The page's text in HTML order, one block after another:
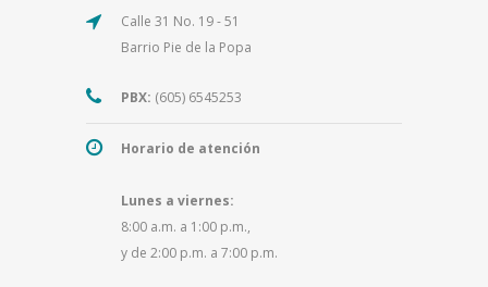
Calle 31 No. 19 - 51
Barrio Pie de la Popa
PBX: (605) 6545253
Horario de atención
Lunes a viernes:
8:00 a.m. a 1:00 p.m.,
y de 2:00 p.m. a 7:00 p.m.